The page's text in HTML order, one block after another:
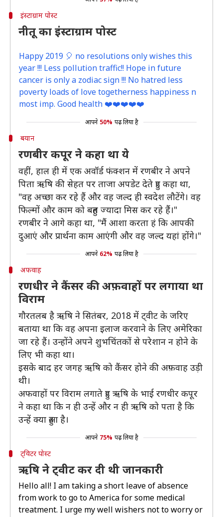
इंस्टाग्राम पोस्ट
नीतू का इंस्टाग्राम पोस्ट
Happy 2019 🎈 no resolutions only wishes this
year !!! Less pollution traffic!! Hope in future
cancer is only a zodiac sign !!! No hatred less
poverty loads of love togetherness happiness n
most imp. Good health ❤️❤️❤️❤️❤️
आपने 50% पढ़ लिया है
बयान
रणबीर कपूर ने कहा था ये
वहीं, हाल ही में एक अवॉर्ड फंक्शन में रणबीर ने अपने
पिता ऋषि की सेहत पर ताजा अपडेट देते हुए कहा था,
"वह अच्छा कर रहे हैं और वह जल्द ही स्वदेश लौटेंगे। वह
फिल्मों और काम को बहुत ज्यादा मिस कर रहे हैं।"
रणबीर ने आगे कहा था, "मैं आशा करता हं कि आपकी
दुआएं और प्रार्थना काम आएंगी और वह जल्द यहां होंगे।"
आपने 62% पढ़ लिया है
अफवाह
रणधीर ने कैंसर की अफ़वाहों पर लगाया था
विराम
गौरतलब है ऋषि ने सितंबर, 2018 में ट्वीट के जरिए
बताया था कि वह अपना इलाज करवाने के लिए अमेरिका
जा रहे हैं। उन्होंने अपने शुभचिंतकों से परेशान न होने के
लिए भी कहा था।
इसके बाद हर जगह ऋषि को कैंसर होने की अफ़वाह उड़ी
थी।
अफवाहों पर विराम लगाते हुए ऋषि के भाई रणधीर कपूर
ने कहा था कि न ही उन्हें और न ही ऋषि को पता है कि
उन्हें क्या हुआ है।
आपने 75% पढ़ लिया है
ट्विटर पोस्ट
ऋषि ने ट्वीट कर दी थी जानकारी
Hello all! I am taking a short leave of absence
from work to go to America for some medical
treatment. I urge my well wishers not to worry or